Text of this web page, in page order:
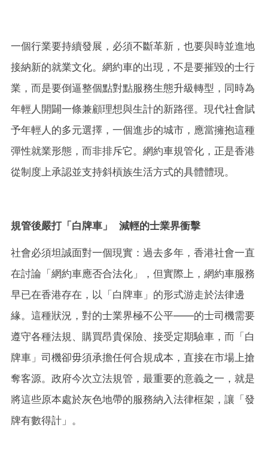
一個行業要持續發展，必須不斷革新，也要與時並進地
接納新的就業文化。網約車的出現，不是要摧毀的士行
業，而是要倒逼整個點對點服務生態升級轉型，同時為
年輕人開闢一條兼顧理想與生計的新路徑。現代社會賦
予年輕人的多元選擇，一個進步的城市，應當擁抱這種
彈性就業形態，而非排斥它。網約車規管化，正是香港
從制度上承認並支持斜槓族生活方式的具體體現。
規管後嚴打「白牌車」 減輕的士業界衝擊
社會必須坦誠面對一個現實：過去多年，香港社會一直
在討論「網約車應否合法化」，但實際上，網約車服務
早已在香港存在，以「白牌車」的形式游走於法律邊
緣。這種狀況，對的士業界極不公平——的士司機需要
遵守各種法規、購買昂貴保險、接受定期驗車，而「白
牌車」司機卻毋須承擔任何合規成本，直接在市場上搶
奪客源。政府今次立法規管，最重要的意義之一，就是
將這些原本處於灰色地帶的服務納入法律框架，讓「發
牌有數得計」。